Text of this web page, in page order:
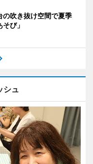
の吹き抜け空間で夏季
び」
シュ